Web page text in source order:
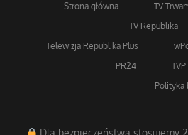
Strona główna TV
TV Republika
Telewizja Republika Plus
PR24
Polityka